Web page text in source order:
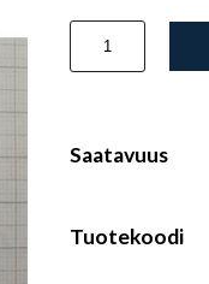
Saatavuus
Tuotekoodi